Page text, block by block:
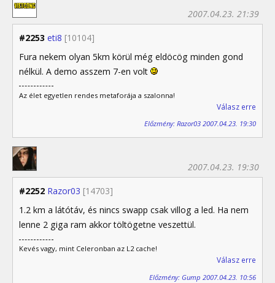
#2253 eti8 [10104]
2007.04.23. 21:39
Fura nekem olyan 5km körül még eldöcög minden gond
nélkül. A demo asszem 7-en volt
Az élet egyetlen rendes metaforája a szalonna!
Válasz erre
Előzmény: Razor03 2007.04.23. 19:30
#2252 Razor03 [14703]
2007.04.23. 19:30
1.2 km a látótáv, és nincs swapp csak villog a led. Ha nem
lenne 2 giga ram akkor töltögetne veszettül.
Kevés vagy, mint Celeronban az L2 cache!
Válasz erre
Előzmény: Gump 2007.04.23. 10:56